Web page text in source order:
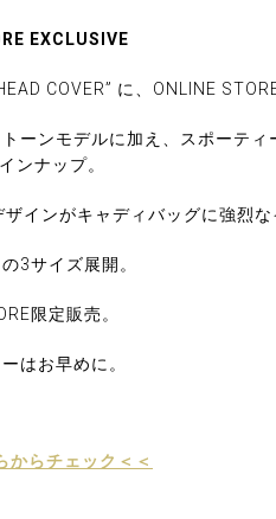
EXCLUSIVE
COVER” に、ONLINE
ーンモデルに加え、スポーテ
ンナップ。
インがキャディバッグに強烈な
3サイズ展開。
限定販売。
はお早めに。
からチェック＜＜